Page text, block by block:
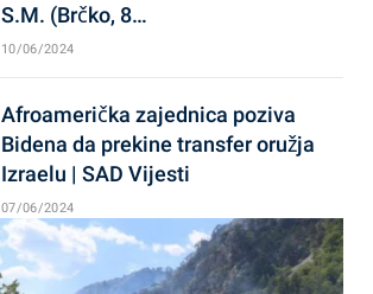
S.M. (Brčko, 8…
10/06/2024
Afroamerička zajednica poziva
Bidena da prekine transfer oružja
Izraelu | SAD Vijesti
07/06/2024